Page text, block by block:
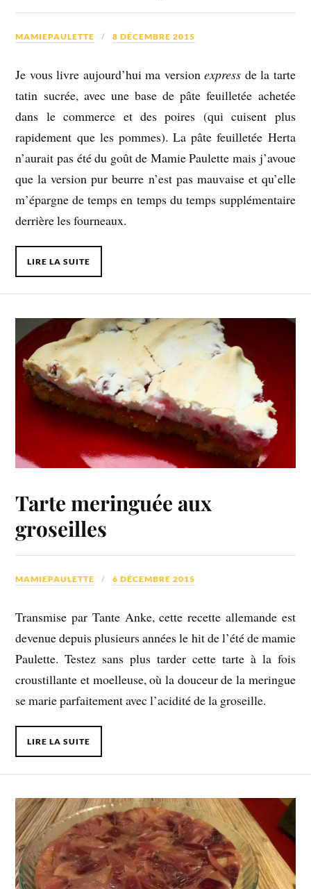
MAMIEPAULETTE 8 DÉCEMBRE 2015
Je vous livre aujourd’hui ma versionexpress de la tarte
tatin sucrée, avec une base de pâte feuilletée achetée
dans le commerce et des poires (qui cuisent plus
rapidement que les pommes). La pâte feuilletée Herta
n’aurait pas été du goût de Mamie Paulette mais j’avoue
que la version pur beurre n’est pas mauvaise et qu’elle
m’épargne de temps en temps du temps supplémentaire
derrière les fourneaux.
LIRE LA SUITE
Tarte meringuée aux
groseilles
MAMIEPAULETTE 6 DÉCEMBRE 2015
Transmise par Tante Anke, cette recette allemande est
devenue depuis plusieurs années le hit de l’été de mamie
Paulette. Testez sans plus tarder cette tarte à la fois
croustillante et moelleuse, où la douceur de la meringue
se marie parfaitement avec l’acidité de la groseille.
LIRE LA SUITE